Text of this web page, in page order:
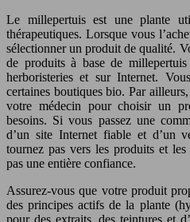
Le millepertuis est une plante
thérapeutiques. Lorsque vous
sélectionner un produit de qualité.
de produits à base de
herboristeries et sur Internet.
certaines boutiques bio. Par
votre médecin pour choisir un
besoins. Si vous passez une
d’un site Internet fiable et d’un
tournez pas vers les produits et
pas une entière confiance.
Assurez-vous que votre produit
des principes actifs de la plante
pour des extraits, des teintures et